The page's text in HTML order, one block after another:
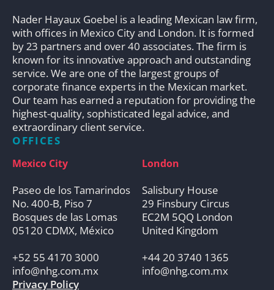
Nader Hayaux Goebel is a leading Mexican law firm,
with offices in Mexico City and London. It is formed
by 23 partners and over 40 associates. The firm is
known for its innovative approach and outstanding
service. We are one of the largest groups of
corporate finance experts in the Mexican market.
Our team has earned a reputation for providing the
highest-quality, sophisticated legal advice, and
extraordinary client service.
OFFICES
Mexico City
Paseo de los Tamarindos
No. 400-B, Piso 7
Bosques de las Lomas
05120 CDMX, México
+52 55 4170 3000
info@nhg.com.mx
London
Salisbury House
29 Finsbury Circus
EC2M 5QQ London
United Kingdom
+44 20 3740 1365
info@nhg.com.mx
Privacy Policy